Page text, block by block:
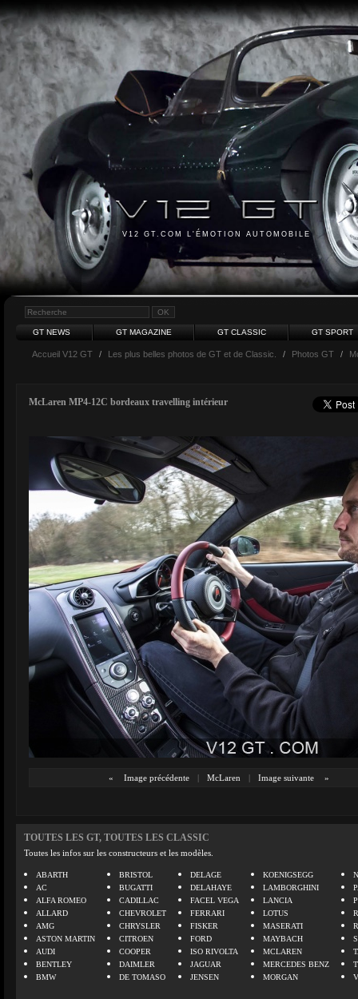
V12 GT.COM L'ÉMOTION AUTOMOBILE
GT NEWS GT MAGAZINE GT CLASSIC GT SPORT
Accueil V12 GT / Les plus belles photos de GT et de Classic. / Photos GT /
McLaren MP4-12C bordeaux travelling intérieur
« Image précédente | McLaren | Image suivante »
TOUTES LES GT, TOUTES LES CLASSIC
Toutes les infos sur les constructeurs et les modèles.
ABARTH
AC
ALFA ROMEO
ALLARD
AMG
ASTON MARTIN
AUDI
BENTLEY
BMW
BRISTOL
BUGATTI
CADILLAC
CHEVROLET
CHRYSLER
CITROEN
COOPER
DAIMLER
DE TOMASO
DELAGE
DELAHAYE
FACEL VEGA
FERRARI
FISKER
FORD
ISO RIVOLTA
JAGUAR
JENSEN
KOENIGSEGG
LAMBORGHINI
LANCIA
LOTUS
MASERATI
MAYBACH
MCLAREN
MERCEDES BENZ
MORGAN